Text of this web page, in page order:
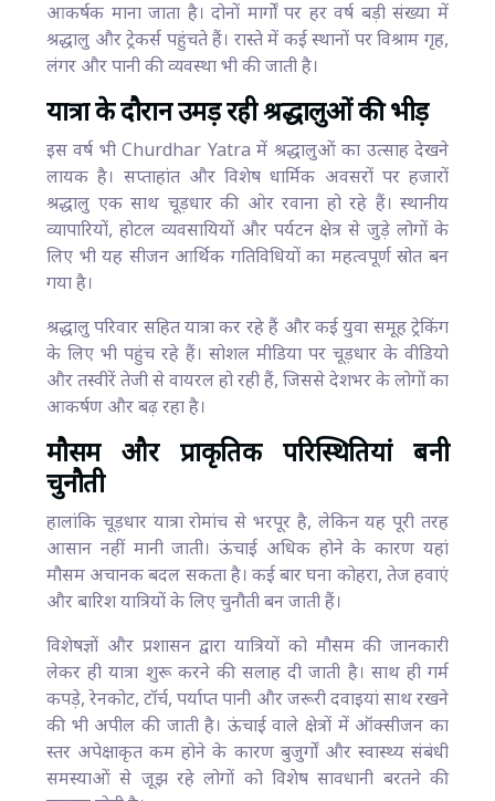
आकर्षक माना जाता है। दोनों मार्गों पर हर वर्ष बड़ी संख्या में
श्रद्धालु और ट्रेकर्स पहुंचते हैं। रास्ते में कई स्थानों पर विश्राम गृह,
लंगर और पानी की व्यवस्था भी की जाती है।
यात्रा के दौरान उमड़ रही श्रद्धालुओं की भीड़
इस वर्ष भी Churdhar Yatra में श्रद्धालुओं का उत्साह देखने
लायक है। सप्ताहांत और विशेष धार्मिक अवसरों पर हजारों
श्रद्धालु एक साथ चूड़धार की ओर रवाना हो रहे हैं। स्थानीय
व्यापारियों, होटल व्यवसायियों और पर्यटन क्षेत्र से जुड़े लोगों के
लिए भी यह सीजन आर्थिक गतिविधियों का महत्वपूर्ण स्रोत बन
गया है।
श्रद्धालु परिवार सहित यात्रा कर रहे हैं और कई युवा समूह ट्रेकिंग
के लिए भी पहुंच रहे हैं। सोशल मीडिया पर चूड़धार के वीडियो
और तस्वीरें तेजी से वायरल हो रही हैं, जिससे देशभर के लोगों का
आकर्षण और बढ़ रहा है।
मौसम और प्राकृतिक परिस्थितियां बनी
चुनौती
हालांकि चूड़धार यात्रा रोमांच से भरपूर है, लेकिन यह पूरी तरह
आसान नहीं मानी जाती। ऊंचाई अधिक होने के कारण यहां
मौसम अचानक बदल सकता है। कई बार घना कोहरा, तेज हवाएं
और बारिश यात्रियों के लिए चुनौती बन जाती हैं।
विशेषज्ञों और प्रशासन द्वारा यात्रियों को मौसम की जानकारी
लेकर ही यात्रा शुरू करने की सलाह दी जाती है। साथ ही गर्म
कपड़े, रेनकोट, टॉर्च, पर्याप्त पानी और जरूरी दवाइयां साथ रखने
की भी अपील की जाती है। ऊंचाई वाले क्षेत्रों में ऑक्सीजन का
स्तर अपेक्षाकृत कम होने के कारण बुजुर्गों और स्वास्थ्य संबंधी
समस्याओं से जूझ रहे लोगों को विशेष सावधानी बरतने की